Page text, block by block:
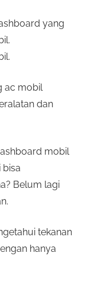
yang
ac mobil
dan
mobil
bisa
Belum lagi
tekanan
hanya